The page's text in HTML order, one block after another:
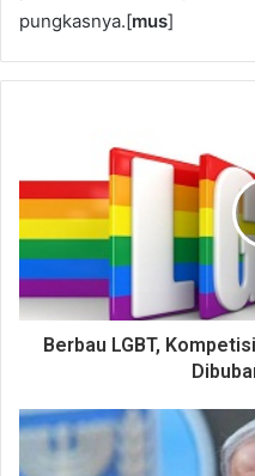
pungkasnya.[mus]
Berbau LGBT,